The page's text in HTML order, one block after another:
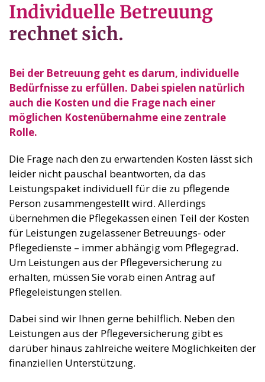
Individuelle Betreuung
rechnet sich.
Bei der Betreuung geht es darum, individuelle
Bedürfnisse zu erfüllen. Dabei spielen natürlich
auch die Kosten und die Frage nach einer
möglichen Kostenübernahme eine zentrale
Rolle.
Die Frage nach den zu erwartenden Kosten lässt sich
leider nicht pauschal beantworten, da das
Leistungspaket individuell für die zu pflegende
Person zusammengestellt wird. Allerdings
übernehmen die Pflegekassen einen Teil der Kosten
für Leistungen zugelassener Betreuungs- oder
Pflegedienste – immer abhängig vom Pflegegrad.
Um Leistungen aus der Pflegeversicherung zu
erhalten, müssen Sie vorab einen Antrag auf
Pflegeleistungen stellen.
Dabei sind wir Ihnen gerne behilflich. Neben den
Leistungen aus der Pflegeversicherung gibt es
darüber hinaus zahlreiche weitere Möglichkeiten der
finanziellen Unterstützung.